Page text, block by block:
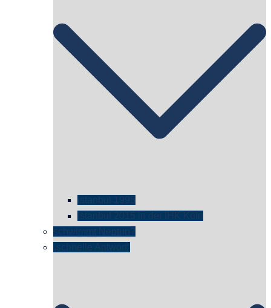
istanbul 1995
Istanbul 2015 in der IHK Köln
schwimmt Neptun?
„schnelle Antwort“